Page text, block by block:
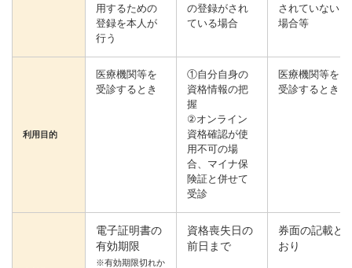
用するための
登録を本人が
行う
の登録がされ
ている場合
されていない
場合等
利用目的
医療機関等を
受診するとき
①自分自身の
資格情報の把
握
②オンライン
資格確認が使
用不可の場
合、マイナ保
険証と併せて
受診
医療機関等を
受診するとき
電子証明書の
有効期限
※有効期限切れか
資格喪失日の
前日まで
券面の記載ど
おり